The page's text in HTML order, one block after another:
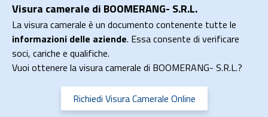
Visura camerale di BOOMERANG- S.R.L.
La visura camerale è un documento contenente tutte le
informazioni delle aziende. Essa consente di verificare
soci, cariche e qualifiche.
Vuoi ottenere la visura camerale di BOOMERANG- S.R.L.?
Richiedi Visura Camerale Online